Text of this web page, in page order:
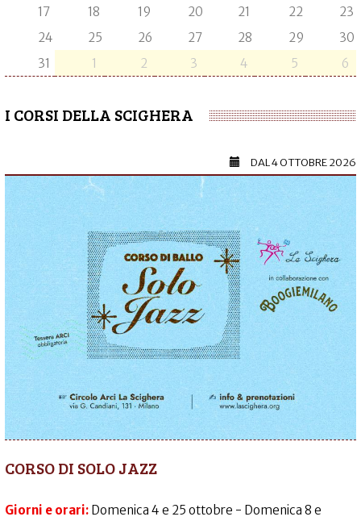
17
18 19 20 21 22
23
24
25 26 27 28 29
30
31
1 2 3 4 5 6
I CORSI DELLA SCIGHERA
DAL4 OTTOBRE 2026
CORSO DI SOLO JAZZ
Giorni e orari: Domenica 4 e 25 ottobre - Domenica 8 e